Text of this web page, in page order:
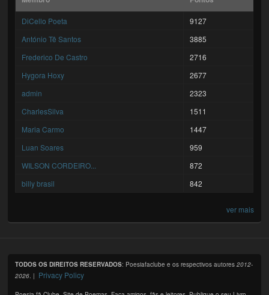
DiCello Poeta
9127
António Tê Santos
3885
Frederico De Castro
2716
Hygora Hoxy
2677
admin
2323
CharlesSilva
1511
Maria Carmo
1447
Luan Soares
959
WILSON CORDEIRO...
872
billy brasil
842
ver mais
TODOS OS DIREITOS RESERVADOS: Poesiafaclube e os respectivos autores2012-
2026 . | Privacy Policy